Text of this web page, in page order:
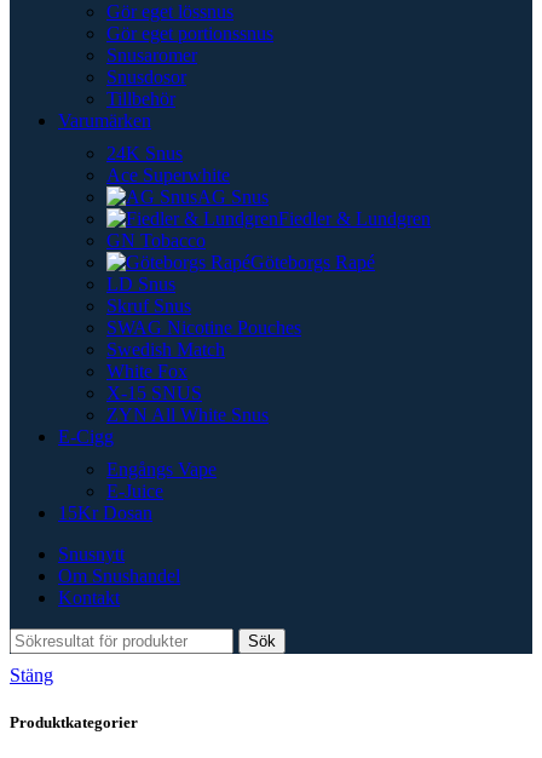
Gör eget lössnus
Gör eget portionssnus
Snusaromer
Snusdosor
Tillbehör
Varumärken
24K Snus
Ace Superwhite
AG Snus
Fiedler & Lundgren
GN Tobacco
Göteborgs Rapé
LD Snus
Skruf Snus
SWAG Nicotine Pouches
Swedish Match
White Fox
X-15 SNUS
ZYN All White Snus
E-Cigg
Engångs Vape
E-Juice
15Kr Dosan
Snusnytt
Om Snushandel
Kontakt
Sök
Stäng
Produktkategorier